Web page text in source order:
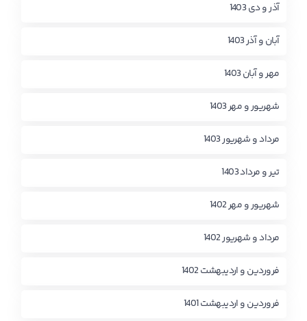
آذر و دی 1403
آبان و آذر 1403
مهر و آبان 1403
شهریور و مهر 1403
مرداد و شهریور 1403
تیر و مرداد 1403
شهریور و مهر 1402
مرداد و شهریور 1402
فروردین و اردیبهشت 1402
فروردین و اردیبهشت 1401